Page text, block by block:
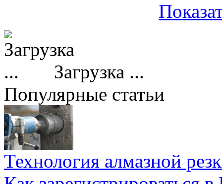
Загрузка ...
Популярные статьи
Технология алмазной